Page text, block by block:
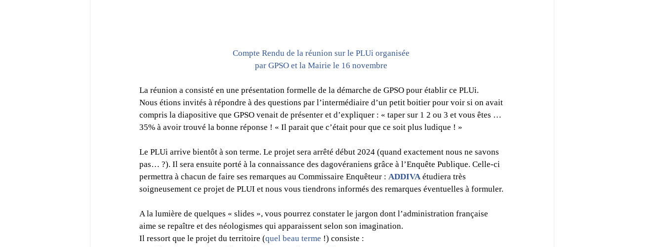
Compte Rendu de la réunion sur le PLUi organisée
par GPSO et la Mairie le 16 novembre
La réunion a consisté en une présentation formelle de la démarche de GPSO pour établir ce PLUi.
Nous étions invités à répondre à des questions par l’intermédiaire d’un petit boitier pour voir si on avait
compris la diapositive que GPSO venait de présenter et d’expliquer : « taper sur 1 2 ou 3 et vous êtes …
35% à avoir trouvé la bonne réponse ! « Il parait que c’était pour que ce soit plus ludique ! »
Le PLUi arrive bientôt à son terme. Le projet sera arrêté début 2024 (quand exactement nous ne savons
pas… ?). Il sera ensuite porté à la connaissance des dagovéraniens grâce à l’Enquête Publique. Celle-ci
permettra à chacun de faire ses remarques au Commissaire Enquêteur : ADDIVA étudiera très
soigneusement ce projet de PLUI et nous vous tiendrons informés des remarques éventuelles à formuler.
A la lumière de quelques « slides », vous pourrez constater le jargon dont l’administration française
aime se repaître et des néologismes qui apparaissent selon son imagination.
Il ressort que le projet du territoire (quel beau terme !) consiste :